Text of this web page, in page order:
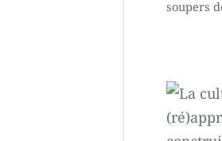
soupers